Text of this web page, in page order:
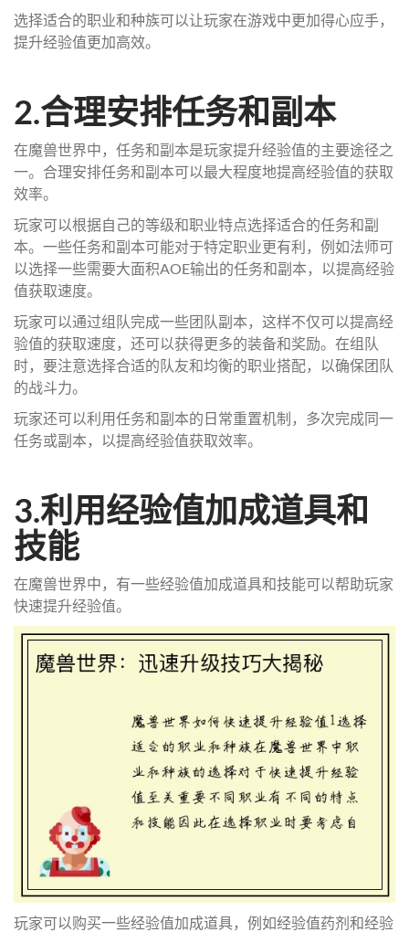
选择适合的职业和种族可以让玩家在游戏中更加得心应手，
提升经验值更加高效。
2.合理安排任务和副本
在魔兽世界中，任务和副本是玩家提升经验值的主要途径之
一。合理安排任务和副本可以最大程度地提高经验值的获取
效率。
玩家可以根据自己的等级和职业特点选择适合的任务和副
本。一些任务和副本可能对于特定职业更有利，例如法师可
以选择一些需要大面积AOE输出的任务和副本，以提高经验
值获取速度。
玩家可以通过组队完成一些团队副本，这样不仅可以提高经
验值的获取速度，还可以获得更多的装备和奖励。在组队
时，要注意选择合适的队友和均衡的职业搭配，以确保团队
的战斗力。
玩家还可以利用任务和副本的日常重置机制，多次完成同一
任务或副本，以提高经验值获取效率。
3.利用经验值加成道具和
技能
在魔兽世界中，有一些经验值加成道具和技能可以帮助玩家
快速提升经验值。
玩家可以购买一些经验值加成道具，例如经验值药剂和经验